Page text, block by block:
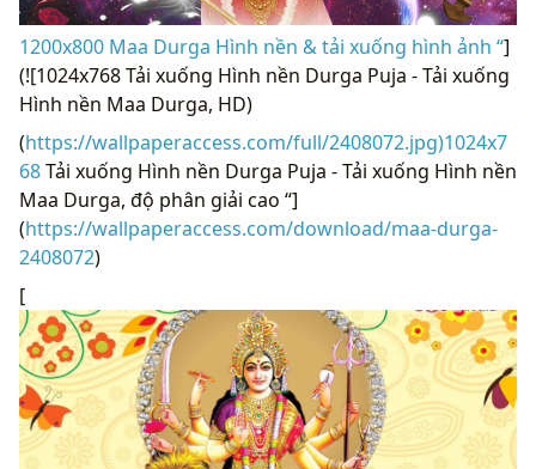
1200x800 Maa Durga Hình nền & tải xuống hình ảnh “]
(![1024x768 Tải xuống Hình nền Durga Puja - Tải xuống
Hình nền Maa Durga, HD)
(https://wallpaperaccess.com/full/2408072.jpg)1024x7
68Tải xuống Hình nền Durga Puja - Tải xuống Hình nền
Maa Durga, độ phân giải cao “]
(https://wallpaperaccess.com/download/maa-durga-
2408072)
[